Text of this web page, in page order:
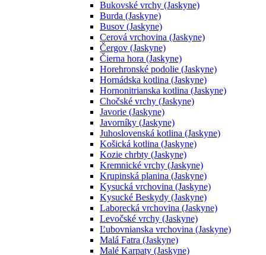
Bukovské vrchy (Jaskyne)
Burda (Jaskyne)
Busov (Jaskyne)
Cerová vrchovina (Jaskyne)
Čergov (Jaskyne)
Čierna hora (Jaskyne)
Horehronské podolie (Jaskyne)
Hornádska kotlina (Jaskyne)
Hornonitrianska kotlina (Jaskyne)
Chočské vrchy (Jaskyne)
Javorie (Jaskyne)
Javorníky (Jaskyne)
Juhoslovenská kotlina (Jaskyne)
Košická kotlina (Jaskyne)
Kozie chrbty (Jaskyne)
Kremnické vrchy (Jaskyne)
Krupinská planina (Jaskyne)
Kysucká vrchovina (Jaskyne)
Kysucké Beskydy (Jaskyne)
Laborecká vrchovina (Jaskyne)
Levočské vrchy (Jaskyne)
Ľubovnianska vrchovina (Jaskyne)
Malá Fatra (Jaskyne)
Malé Karpaty (Jaskyne)